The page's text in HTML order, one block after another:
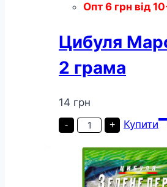
Опт 6 грн від
Цибуля
2 грама
14 грн
-
Цибуля
Марс
2
грама
кількість
+ Купити